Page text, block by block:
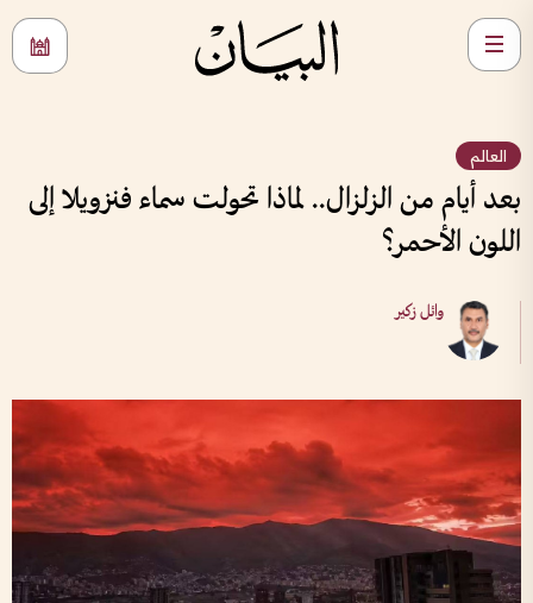
العالم
بعد أيام من الزلزال.. لماذا تحولت سماء فنزويلا إلى
اللون الأحمر؟
وائل زكير